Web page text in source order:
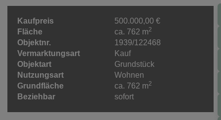
Kaufpreis
500.000,00 €
Fläche
ca. 762 m2
Objektnr.
1939/122468
Vermarktungsart
Kauf
Objektart
Grundstück
Nutzungsart
Wohnen
Grundfläche
ca. 762 m2
Beziehbar sofort